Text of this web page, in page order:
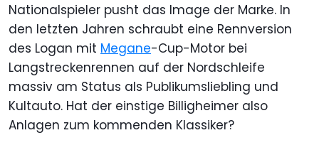
Nationalspieler pusht das Image der Marke. In
den letzten Jahren schraubt eine Rennversion
des Logan mit Megane-Cup-Motor bei
Langstreckenrennen auf der Nordschleife
massiv am Status als Publikumsliebling und
Kultauto. Hat der einstige Billigheimer also
Anlagen zum kommenden Klassiker?